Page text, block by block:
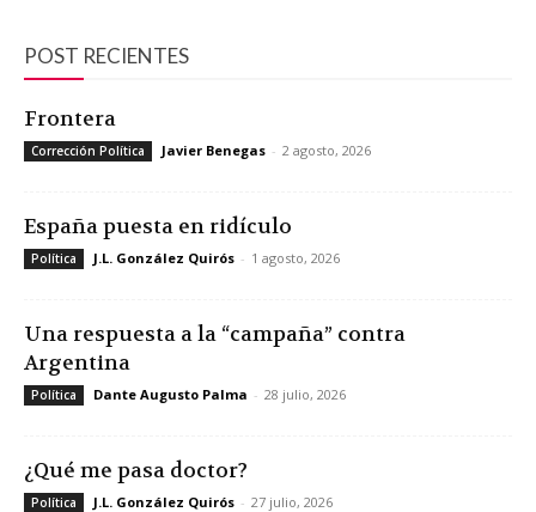
POST RECIENTES
Frontera
Corrección Política Javier Benegas - 2 agosto, 2026
España puesta en ridículo
Política J.L. González Quirós - 1 agosto, 2026
Una respuesta a la “campaña” contra
Argentina
Política Dante Augusto Palma - 28 julio, 2026
¿Qué me pasa doctor?
Política J.L. González Quirós - 27 julio, 2026